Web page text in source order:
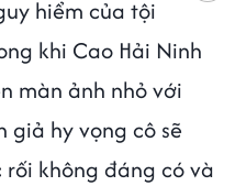
hiểm của tội
khi Cao Hải Ninh
màn ảnh nhỏ với
giả hy vọng cô sẽ
không đáng có và